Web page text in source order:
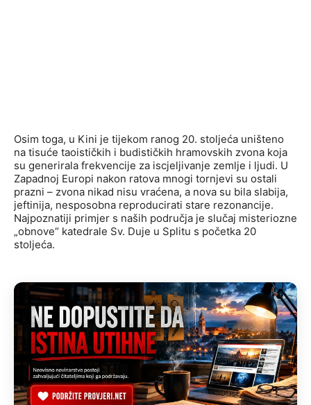
Osim toga, u Kini je tijekom ranog 20. stoljeća uništeno
na tisuće taoističkih i budističkih hramovskih zvona koja
su generirala frekvencije za iscjeljivanje zemlje i ljudi. U
Zapadnoj Europi nakon ratova mnogi tornjevi su ostali
prazni – zvona nikad nisu vraćena, a nova su bila slabija,
jeftinija, nesposobna reproducirati stare rezonancije.
Najpoznatiji primjer s naših područja je slučaj misteriozne
„obnove“ katedrale Sv. Duje u Splitu s početka 20
stoljeća.